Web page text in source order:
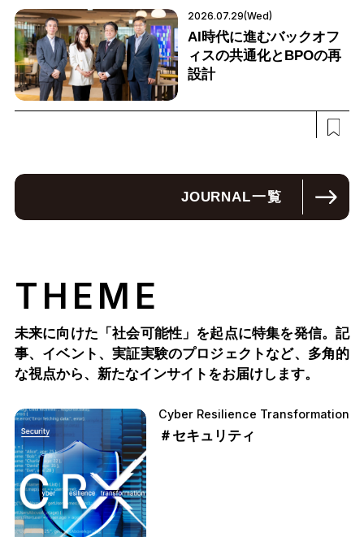
2026.07.29(Wed)
AI時代に進むバックオフ
ィスの共通化とBPOの再
設計
JOURNAL一覧
THEME
未来に向けた「社会可能性」を起点に特集を発信。記
事、イベント、実証実験のプロジェクトなど、多角的
な視点から、新たなインサイトをお届けします。
Cyber Resilience Transformation
＃セキュリティ